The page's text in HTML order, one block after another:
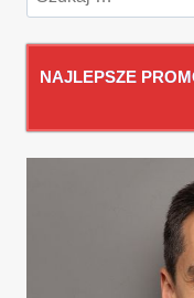
NAJLEPSZE